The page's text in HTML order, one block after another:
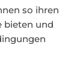
so ihren
bieten und